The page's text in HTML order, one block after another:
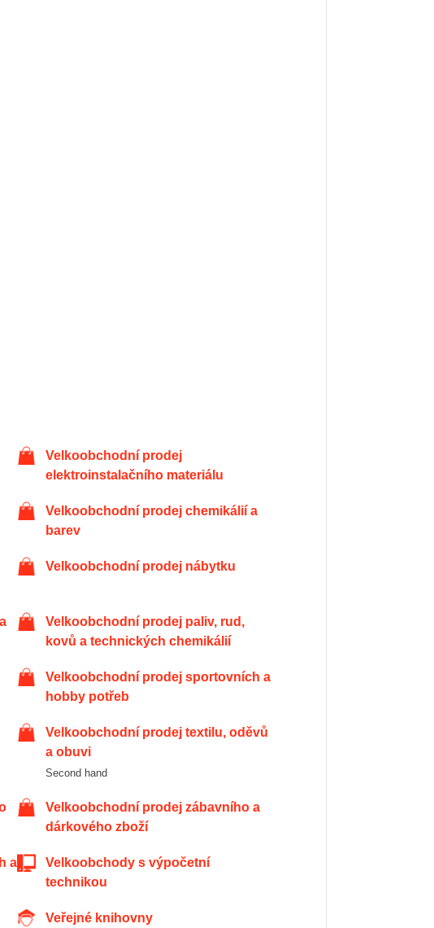
Velkoobchodní prodej
elektroinstalačního materiálu
Velkoobchodní prodej chemikálií a
barev
Velkoobchodní prodej nábytku
Velkoobchodní prodej paliv, rud,
kovů a technických chemikálií
Velkoobchodní prodej sportovních a
hobby potřeb
Velkoobchodní prodej textilu, oděvů
a obuvi
Second hand
Velkoobchodní prodej zábavního a
dárkového zboží
Velkoobchody s výpočetní
technikou
Veřejné knihovny